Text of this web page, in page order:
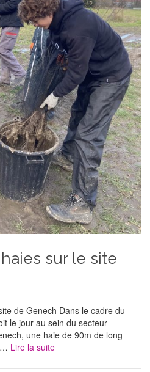
sur le site
de Genech Dans le cadre du
le jour au sein du secteur
une haie de 90m de long
… Lire la suite